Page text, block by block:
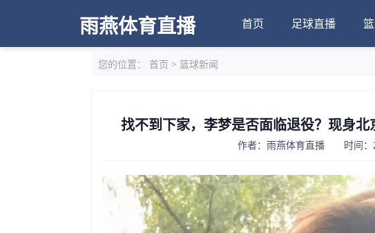
雨燕体育直播 首页 足球直播
您的位置： 首页 > 篮球新闻
找不到下家，李梦是否面临退役？现身
作者：雨燕体育直播 时间：